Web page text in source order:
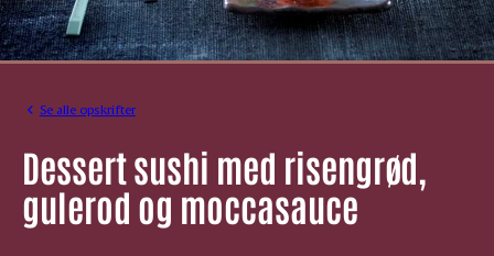
Se alle opskrifter
Dessert sushi med risengrød,
gulerod og moccasauce